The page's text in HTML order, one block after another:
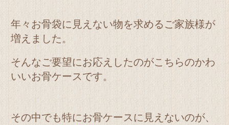
年々お骨袋に見えない物を求めるご家族様が
増えました。
そんなご要望にお応えしたのがこちらのかわ
いいお骨ケースです。
その中でも特にお骨ケースに見えないのが、